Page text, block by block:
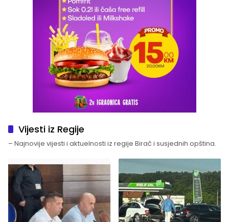
Vijesti iz Regije
– Najnovije vijesti i aktuelnosti iz regije Birač i susjednih opština.